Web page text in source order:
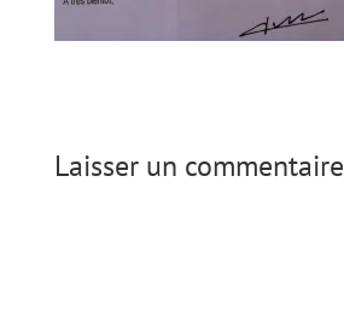
Laisser un commentaire